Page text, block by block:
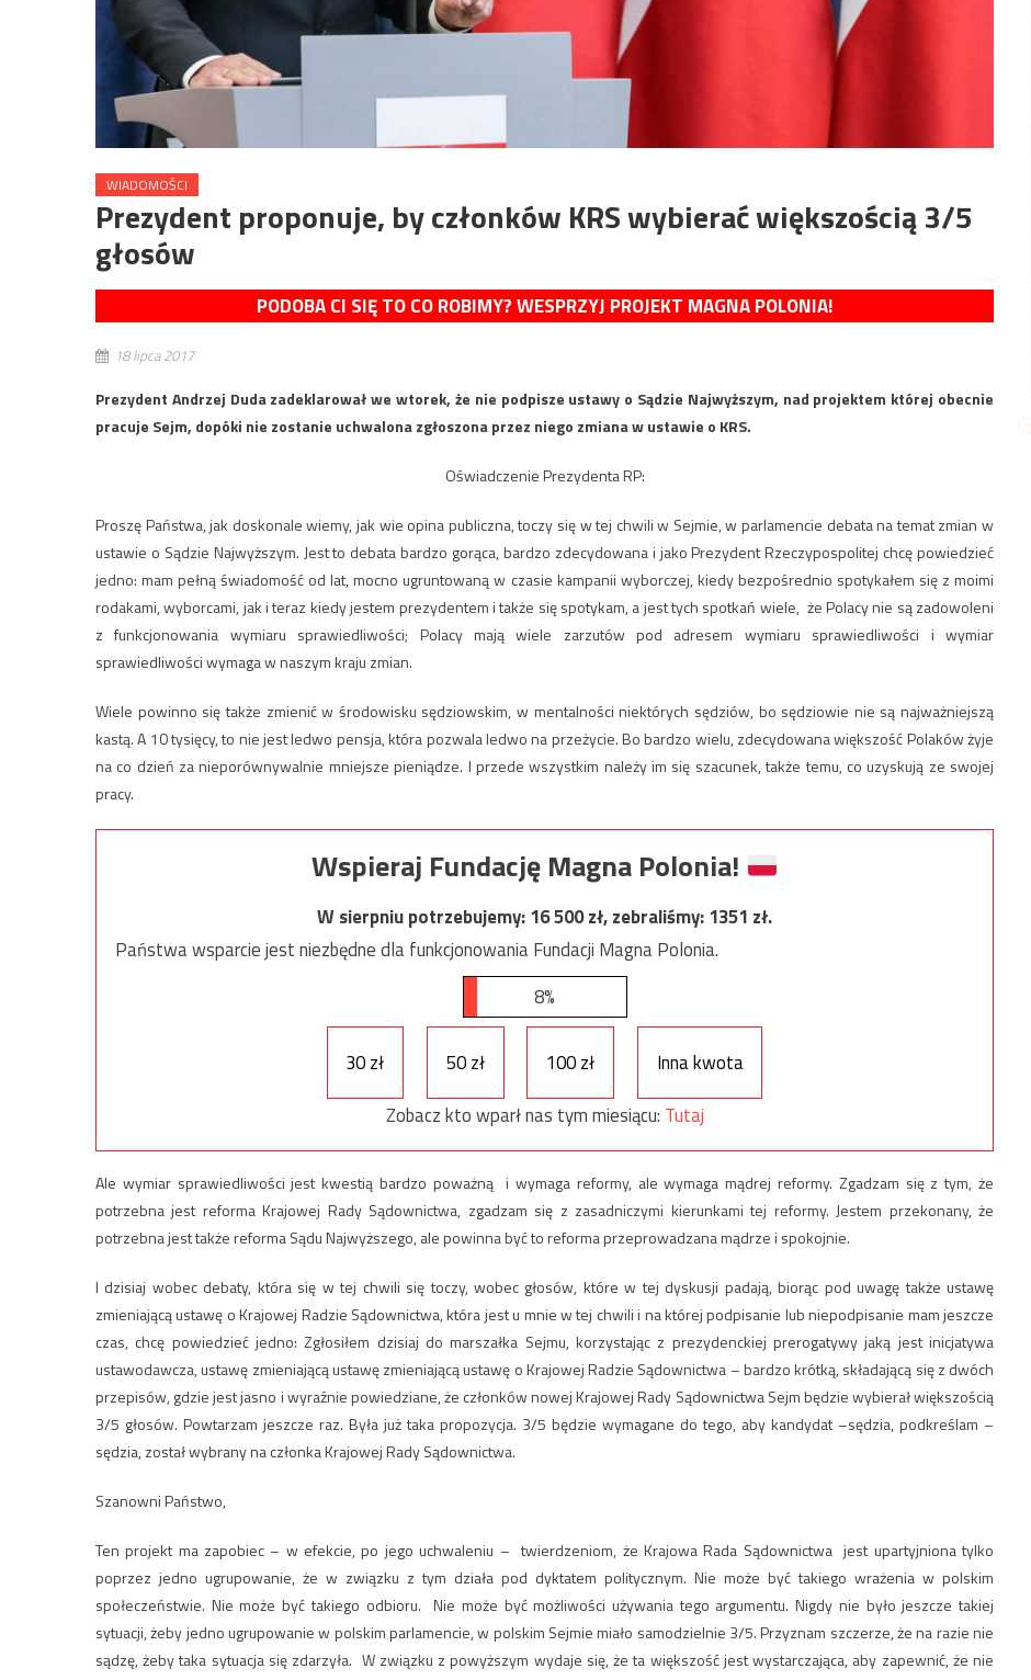
WIADOMOŚCI
Prezydent proponuje, by członków KRS wybierać większością 3/5
głosów
PODOBA CI SIĘ TO CO ROBIMY? WESPRZYJ PROJEKT MAGNA POLONIA!
18 lipca 2017
Prezydent Andrzej Duda zadeklarował we wtorek, że nie podpisze ustawy o Sądzie Najwyższym, nad projektem której obecnie
pracuje Sejm, dopóki nie zostanie uchwalona zgłoszona przez niego zmiana w ustawie o KRS.
Oświadczenie Prezydenta RP:
Proszę Państwa, jak doskonale wiemy, jak wie opina publiczna, toczy się w tej chwili w Sejmie, w parlamencie debata na temat zmian w
ustawie o Sądzie Najwyższym. Jest to debata bardzo gorąca, bardzo zdecydowana i jako Prezydent Rzeczypospolitej chcę powiedzieć
jedno: mam pełną świadomość od lat, mocno ugruntowaną w czasie kampanii wyborczej, kiedy bezpośrednio spotykałem się z moimi
rodakami, wyborcami, jak i teraz kiedy jestem prezydentem i także się spotykam, a jest tych spotkań wiele, że Polacy nie są zadowoleni
z funkcjonowania wymiaru sprawiedliwości; Polacy mają wiele zarzutów pod adresem wymiaru sprawiedliwości i wymiar
sprawiedliwości wymaga w naszym kraju zmian.
Wiele powinno się także zmienić w środowisku sędziowskim, w mentalności niektórych sędziów, bo sędziowie nie są najważniejszą
kastą. A 10 tysięcy, to nie jest ledwo pensja, która pozwala ledwo na przeżycie. Bo bardzo wielu, zdecydowana większość Polaków żyje
na co dzień za nieporównywalnie mniejsze pieniądze. I przede wszystkim należy im się szacunek, także temu, co uzyskują ze swojej
pracy.
Wspieraj Fundację Magna Polonia!
W sierpniu potrzebujemy:16 500zł, zebraliśmy:1351 zł.
Państwa wsparcie jest niezbędne dla funkcjonowania Fundacji Magna Polonia.
8%
30 zł 50 zł 100 zł
Inna kwota
Zobacz kto wparł nas tym miesiącu: Tutaj
Ale wymiar sprawiedliwości jest kwestią bardzo poważną i wymaga reformy, ale wymaga mądrej reformy. Zgadzam się z tym, że
potrzebna jest reforma Krajowej Rady Sądownictwa, zgadzam się z zasadniczymi kierunkami tej reformy. Jestem przekonany, że
potrzebna jest także reforma Sądu Najwyższego, ale powinna być to reforma przeprowadzana mądrze i spokojnie.
I dzisiaj wobec debaty, która się w tej chwili się toczy, wobec głosów, które w tej dyskusji padają, biorąc pod uwagę także ustawę
zmieniającą ustawę o Krajowej Radzie Sądownictwa, która jest u mnie w tej chwili i na której podpisanie lub niepodpisanie mam jeszcze
czas, chcę powiedzieć jedno: Zgłosiłem dzisiaj do marszałka Sejmu, korzystając z prezydenckiej prerogatywy jaką jest inicjatywa
ustawodawcza, ustawę zmieniającą ustawę zmieniającą ustawę o Krajowej Radzie Sądownictwa – bardzo krótką, składającą się z dwóch
przepisów, gdzie jest jasno i wyraźnie powiedziane, że członków nowej Krajowej Rady Sądownictwa Sejm będzie wybierał większością
3/5 głosów. Powtarzam jeszcze raz. Była już taka propozycja. 3/5 będzie wymagane do tego, aby kandydat –sędzia, podkreślam –
sędzia, został wybrany na członka Krajowej Rady Sądownictwa.
Szanowni Państwo,
Ten projekt ma zapobiec – w efekcie, po jego uchwaleniu – twierdzeniom, że Krajowa Rada Sądownictwa jest upartyjniona tylko
poprzez jedno ugrupowanie, że w związku z tym działa pod dyktatem politycznym. Nie może być takiego wrażenia w polskim
społeczeństwie. Nie może być takiego odbioru. Nie może być możliwości używania tego argumentu. Nigdy nie było jeszcze takiej
sytuacji, żeby jedno ugrupowanie w polskim parlamencie, w polskim Sejmie miało samodzielnie 3/5. Przyznam szczerze, że na razie nie
sądzę, żeby taka sytuacja się zdarzyła. W związku z powyższym wydaje się, że ta większość jest wystarczająca, aby zapewnić, że nie